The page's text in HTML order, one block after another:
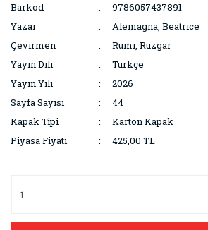
Barkod
9786057437891
Yazar
Alemagna, Beatrice
Çevirmen
Rumi, Rüzgar
Yayın Dili
Türkçe
Yayın Yılı
2026
Sayfa Sayısı
44
Kapak Tipi
Karton Kapak
Piyasa Fiyatı
425,00 TL